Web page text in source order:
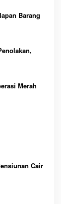
Barang
Merah
Cair